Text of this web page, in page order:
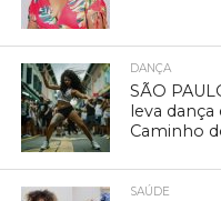
DANÇA
SÃO
leva dança
Caminho
SAÚDE